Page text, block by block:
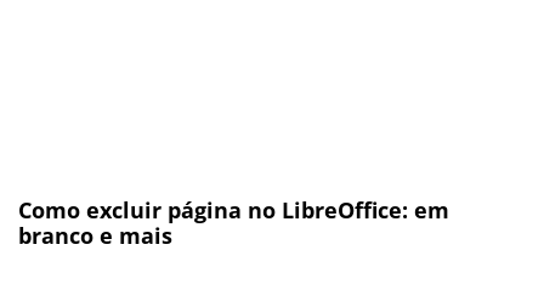
Como excluir página no LibreOffice: em
branco e mais